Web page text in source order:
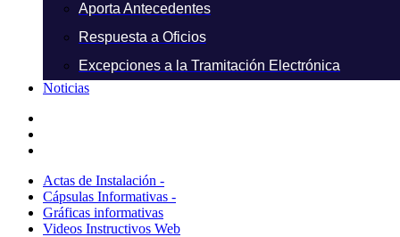
Aporta Antecedentes
Respuesta a Oficios
Excepciones a la Tramitación Electrónica
Noticias
Actas de Instalación -
Cápsulas Informativas -
Gráficas informativas
Videos Instructivos Web